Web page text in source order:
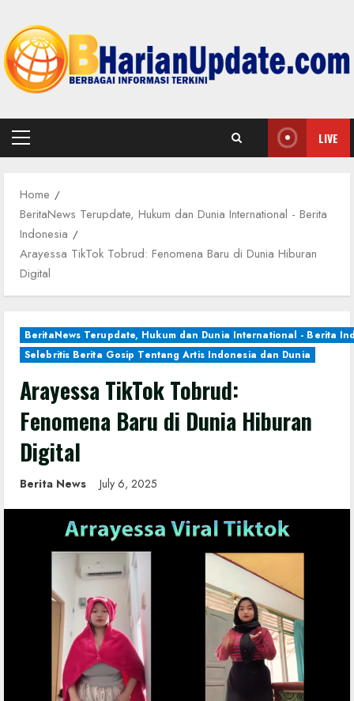
content
Primary
LIVE
Home
BeritaNews Terupdate, Hukum dan Dunia International - Berita
Indonesia
Arayessa TikTok Tobrud: Fenomena Baru di Dunia Hiburan
Digital
BeritaNews Terupdate, Hukum dan Dunia International - Berita
Selebritis Berita Gosip Tentang Artis Indonesia dan Dunia
Arayessa TikTok Tobrud:
Fenomena Baru di Dunia Hiburan
Digital
Berita News July 6, 2025